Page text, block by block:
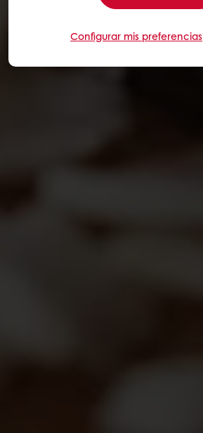
Configurar mis preferencias